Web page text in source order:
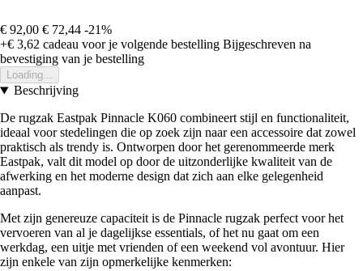
€ 92,00 € 72,44 -21%
+€ 3,62 cadeau voor je volgende bestelling Bijgeschreven na
bevestiging van je bestelling
Loading...
Beschrijving
De rugzak Eastpak Pinnacle K060 combineert stijl en functionaliteit,
ideaal voor stedelingen die op zoek zijn naar een accessoire dat zowel
praktisch als trendy is. Ontworpen door het gerenommeerde merk
Eastpak, valt dit model op door de uitzonderlijke kwaliteit van de
afwerking en het moderne design dat zich aan elke gelegenheid
aanpast.
Met zijn genereuze capaciteit is de Pinnacle rugzak perfect voor het
vervoeren van al je dagelijkse essentials, of het nu gaat om een
werkdag, een uitje met vrienden of een weekend vol avontuur. Hier
zijn enkele van zijn opmerkelijke kenmerken: